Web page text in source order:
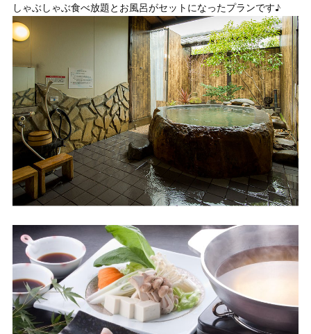
しゃぶしゃぶ食べ放題とお風呂がセットになったプランです♪